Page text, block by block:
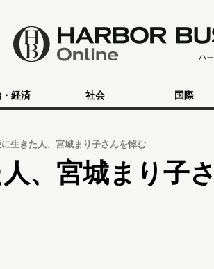
経済 社会 国際
生きた人、宮城まり子さんを悼む
、宮城まり子